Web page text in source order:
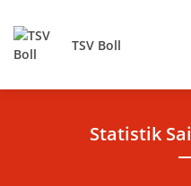
TSV Boll
Statistik